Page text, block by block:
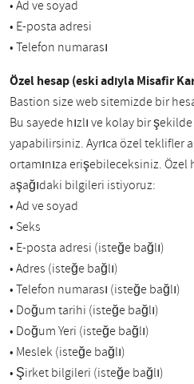
• Ad ve soyad
• E-posta adresi
• Telefon numarası
Özel hesap (eski adıyla Misafir
Bastion size web sitemizde bir
Bu sayede hızlı ve kolay bir
yapabilirsiniz. Ayrıca özel teklifler
ortamınıza erişebileceksiniz.
aşağıdaki bilgileri istiyoruz:
• Ad ve soyad
• Seks
• E-posta adresi (isteğe bağlı)
• Adres (isteğe bağlı)
• Telefon numarası (isteğe bağlı)
• Doğum tarihi (isteğe bağlı)
• Doğum Yeri (isteğe bağlı)
• Meslek (isteğe bağlı)
• Şirket bilgileri (isteğe bağlı)